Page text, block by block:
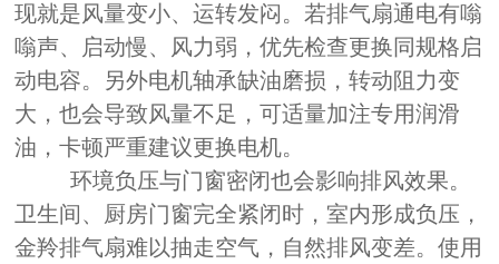
现就是风量变小、运转发闷。若排气扇通电有嗡
嗡声、启动慢、风力弱，优先检查更换同规格启
动电容。另外电机轴承缺油磨损，转动阻力变
大，也会导致风量不足，可适量加注专用润滑
油，卡顿严重建议更换电机。
环境负压与门窗密闭也会影响排风效果。
卫生间、厨房门窗完全紧闭时，室内形成负压，
金羚排气扇难以抽走空气，自然排风变差。使用